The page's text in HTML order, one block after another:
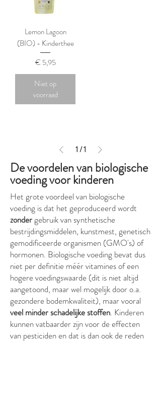
Lemon Lagoon
(BIO) - Kinderthee
Prijs
€ 5,95
Niet op
voorraad
1/1
De voordelen van biologische
voeding voor kinderen
Het grote voordeel van biologische
voeding is dat het geproduceerd wordt
zondergebruik van synthetische
bestrijdingsmiddelen, kunstmest, genetisch
gemodificeerde organismen (GMO's) of
hormonen. Biologische voeding bevat dus
niet per definitie méér vitamines of een
hogere voedingswaarde (dit is niet altijd
aangetoond, maar wel mogelijk door o.a.
gezondere bodemkwaliteit), maar vooral
veel minder schadelijke stoffen. Kinderen
kunnen vatbaarder zijn voor de effecten
van pesticiden en dat is dan ook de reden